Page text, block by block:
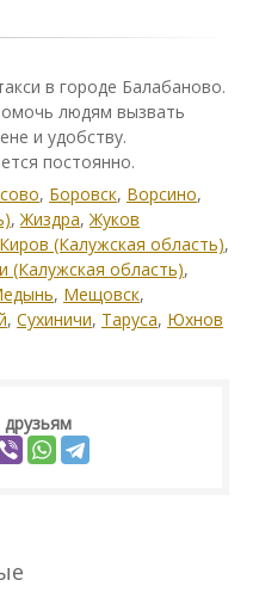
в городе Балабаново.
людям вызвать
и удобству.
постоянно.
, Боровск, Ворсино,
,Жиздра,Жуков
Киров (Калужская область),
(Калужская область),
, Мещовск,
, Сухиничи, Таруса, Юхнов